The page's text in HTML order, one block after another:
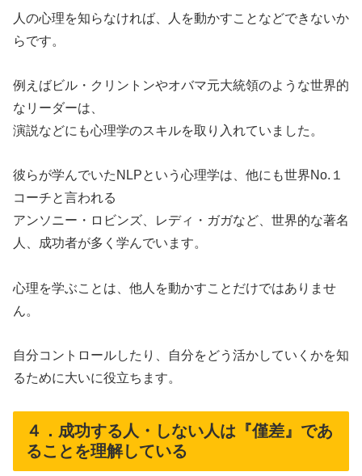
人の心理を知らなければ、人を動かすことなどできないか
らです。
例えばビル・クリントンやオバマ元大統領のような世界的
なリーダーは、
演説などにも心理学のスキルを取り入れていました。
彼らが学んでいたNLPという心理学は、他にも世界No.１
コーチと言われる
アンソニー・ロビンズ、レディ・ガガなど、世界的な著名
人、成功者が多く学んでいます。
心理を学ぶことは、他人を動かすことだけではありませ
ん。
自分コントロールしたり、自分をどう活かしていくかを知
るために大いに役立ちます。
４．成功する人・しない人は『僅差』であ
ることを理解している